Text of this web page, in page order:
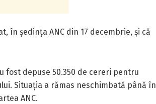
în ședința ANC din 17 decembrie, și că
fost depuse 50.350 de cereri pentru
Situația a rămas neschimbată până în
ANC.